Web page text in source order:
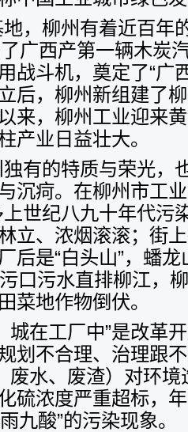
，柳州有着近百年
广西产第一辆木炭
战斗机，奠定了“广
后，柳州新组建了
来，柳州工业迎来
产业日益壮大。
有的特质与荣光，
沉疴。在柳州市工
上世纪八九十年代污
立、浓烟滚滚；街
后是“白头山”，蟠龙
口污水直排柳江，
菜地作物倒伏。
城在工厂中”是改革
划不合理、治理跟
废水、废渣）对环
硫浓度严重超标，
九酸”的污染现象。